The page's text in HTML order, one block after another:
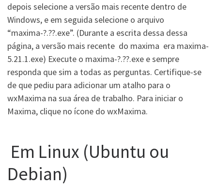
depois selecione a versão mais recente dentro de
Windows, e em seguida selecione o arquivo
“maxima-?.??.exe”. (Durante a escrita dessa dessa
página, a versão mais recente do maxima era maxima-
5.21.1.exe) Execute o maxima-?.??.exe e sempre
responda que sim a todas as perguntas. Certifique-se
de que pediu para adicionar um atalho para o
wxMaxima na sua área de trabalho. Para iniciar o
Maxima, clique no ícone do wxMaxima.
Em Linux (Ubuntu ou
Debian)